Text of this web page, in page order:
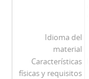
Idioma del
material
Características
físicas y requisitos